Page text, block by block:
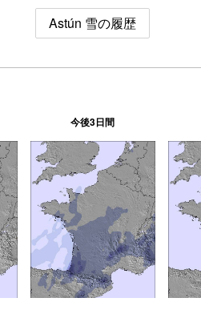
Astún 雪の履歴
今後3日間